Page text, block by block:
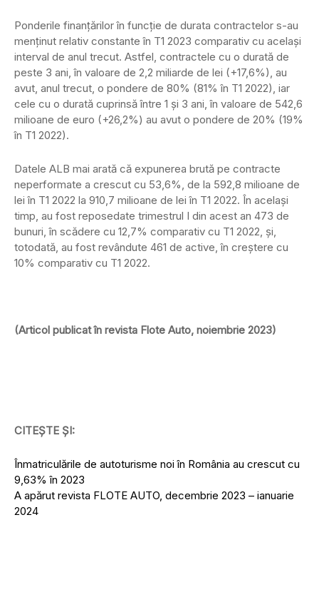
Ponderile finanțărilor în funcție de durata contractelor s-au
menținut relativ constante în T1 2023 comparativ cu același
interval de anul trecut. Astfel, contractele cu o durată de
peste 3 ani, în valoare de 2,2 miliarde de lei (+17,6%), au
avut, anul trecut, o pondere de 80% (81% în T1 2022), iar
cele cu o durată cuprinsă între 1 și 3 ani, în valoare de 542,6
milioane de euro (+26,2%) au avut o pondere de 20% (19%
în T1 2022).
Datele ALB mai arată că expunerea brută pe contracte
neperformate a crescut cu 53,6%, de la 592,8 milioane de
lei în T1 2022 la 910,7 milioane de lei în T1 2022. În același
timp, au fost reposedate trimestrul I din acest an 473 de
bunuri, în scădere cu 12,7% comparativ cu T1 2022, și,
totodată, au fost revândute 461 de active, în creștere cu
10% comparativ cu T1 2022.
(Articol publicat în revista Flote Auto, noiembrie 2023)
CITEȘTE ȘI:
Înmatriculările de autoturisme noi în România au crescut cu
9,63% în 2023
A apărut revista FLOTE AUTO, decembrie 2023 – ianuarie
2024